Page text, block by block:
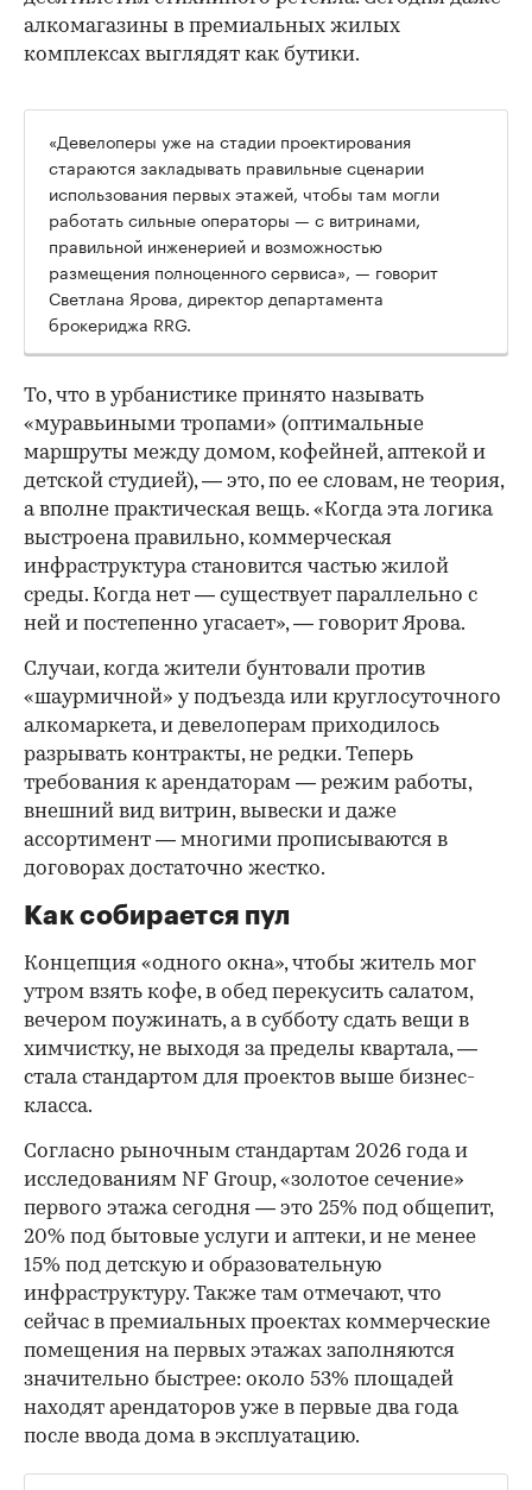
алкомагазины в премиальных жилых
комплексах выглядят как бутики.
00:00
«Девелоперы уже на стадии проектирования
стараются закладывать правильные сценарии
использования первых этажей, чтобы там могли
работать сильные операторы — с витринами,
правильной инженерией и возможностью
размещения полноценного сервиса», — говорит
Светлана Ярова, директор департамента
брокериджа RRG.
То, что в урбанистике принято называть
«муравьиными тропами» (оптимальные
маршруты между домом, кофейней, аптекой и
детской студией), — это, по ее словам, не теория,
а вполне практическая вещь. «Когда эта логика
выстроена правильно, коммерческая
инфраструктура становится частью жилой
среды. Когда нет — существует параллельно с
ней и постепенно угасает», — говорит Ярова.
Случаи, когда жители бунтовали против
«шаурмичной» у подъезда или круглосуточного
алкомаркета, и девелоперам приходилось
разрывать контракты, не редки. Теперь
требования к арендаторам — режим работы,
внешний вид витрин, вывески и даже
ассортимент — многими прописываются в
договорах достаточно жестко.
Как собирается пул
Концепция «одного окна», чтобы житель мог
утром взять кофе, в обед перекусить салатом,
вечером поужинать, а в субботу сдать вещи в
химчистку, не выходя за пределы квартала, —
стала стандартом для проектов выше бизнес-
класса.
Согласно рыночным стандартам 2026 года и
исследованиям NF Group, «золотое сечение»
первого этажа сегодня — это 25% под общепит,
20% под бытовые услуги и аптеки, и не менее
15% под детскую и образовательную
инфраструктуру. Также там отмечают, что
сейчас в премиальных проектах коммерческие
помещения на первых этажах заполняются
значительно быстрее: около 53% площадей
находят арендаторов уже в первые два года
после ввода дома в эксплуатацию.